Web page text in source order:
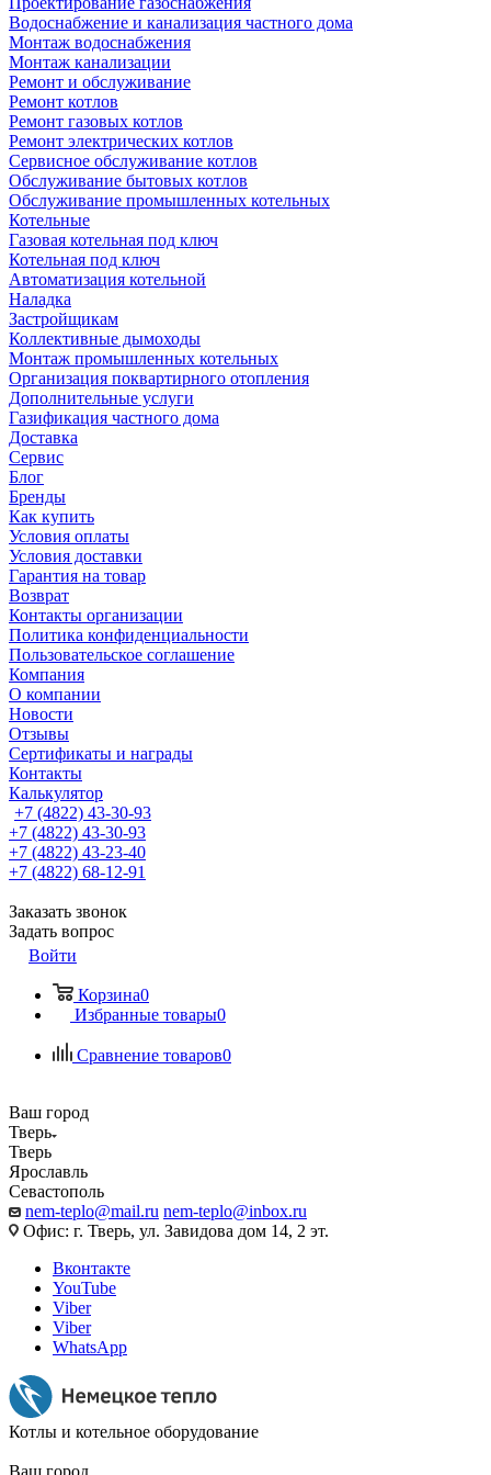
Водоснабжение и канализация частного дома
Монтаж водоснабжения
Монтаж канализации
Ремонт и обслуживание
Ремонт котлов
Ремонт газовых котлов
Ремонт электрических котлов
Сервисное обслуживание котлов
Обслуживание бытовых котлов
Обслуживание промышленных котельных
Котельные
Газовая котельная под ключ
Котельная под ключ
Автоматизация котельной
Наладка
Застройщикам
Коллективные дымоходы
Монтаж промышленных котельных
Организация поквартирного отопления
Дополнительные услуги
Газификация частного дома
Доставка
Сервис
Блог
Бренды
Как купить
Условия оплаты
Условия доставки
Гарантия на товар
Возврат
Контакты организации
Политика конфиденциальности
Пользовательское соглашение
Компания
О компании
Новости
Отзывы
Сертификаты и награды
Контакты
Калькулятор
+7 (4822) 43-30-93
+7 (4822) 43-30-93
+7 (4822) 43-23-40
+7 (4822) 68-12-91
Заказать звонок
Задать вопрос
Войти
Корзина0
Избранные товары0
Сравнение товаров0
Ваш город
Тверь
Тверь
Ярославль
Севастополь
nem-teplo@mail.ru nem-teplo@inbox.ru
Офис: г. Тверь, ул. Завидова дом 14, 2 эт.
Вконтакте
YouTube
Viber
Viber
WhatsApp
Котлы и котельное оборудование
Ваш город